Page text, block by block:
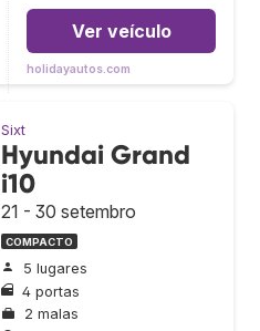
Ver veículo
holidayautos.com
Sixt
Hyundai Grand
i10
21 - 30 setembro
COMPACTO
5 lugares
4 portas
2 malas